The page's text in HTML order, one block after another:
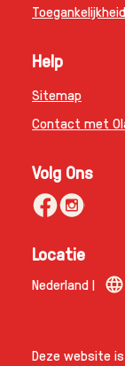
Toegankelijkheid
Help
Sitemap
Contact met
Volg Ons
Locatie
Nederland |
Deze website